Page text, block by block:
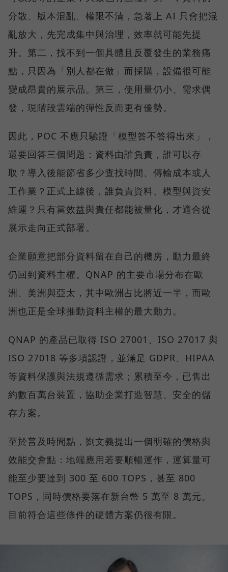
分散、版本混亂、權限不清，急著上 AI 只會把混
亂放大，先完成集中與治理，效率就可能先提
升。第二，找不到一個具體且反覆發生的業務痛
點，只因為「別人都在做」而採購，設備很可能
變成昂貴的展示品。第三，使用量仍小、需求偶
發，現階段雲端的彈性反而更有優勢。
因此，POC 不應只驗證「模型答不答得出來」，
還要回答三個問題：資料由誰負責，誰可以存
取？導入後能節省多少查找時間、傳輸成本或人
工作業？正式上線後，誰負責資料、模型與資安
維運？只有當效益與責任都能被量化，才適合從
展示走向正式部署。
企業願意把部分資料留在自己的機房，動力最終
仍回到資料主權。QNAP 的主要市場分布在歐
洲、美洲與亞太，其中歐洲占比將近一半，而歐
洲也正是全球推動資料主權的最大動力。
QNAP 的產品已取得 ISO 27001、ISO 27017 與
ISO 27018 等多項認證，並滿足 GDPR、HIPAA
等資料保護與法規遵循需求；累積至今，已售出
約數百萬台裝置，協助企業打造智慧、安全的儲
存方案。
至於普及時間點，劉文義提出一個明確的價格與
效能交會點：地端應用若要順暢運作，運算量可
能至少要達到 300 至 600 TOPS，甚至 800
TOPS，同時價格要落在新台幣 5 萬至 8 萬元。
目前符合這些條件的硬體方案仍很有限。